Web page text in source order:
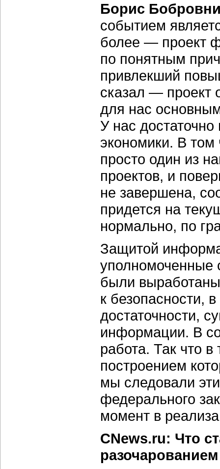
Борис
событием
более — проект
по понятным
привлекший
сказал — проект
для нас
У нас
экономики. В
просто один из
проектов, и
не завершена,
придется на
нормально, по
Защитой
были
к безопасности,
достаточности,
информации. В
работа. Так что в
построением
мы следовали
федерального
момент в
CNews.ru: Что